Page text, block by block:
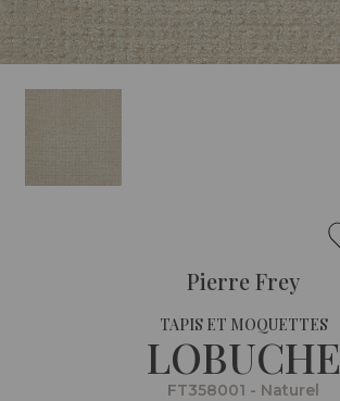
Pierre Frey
TAPIS ET MOQUETTES
LOBUCHE
FT358001 - Naturel